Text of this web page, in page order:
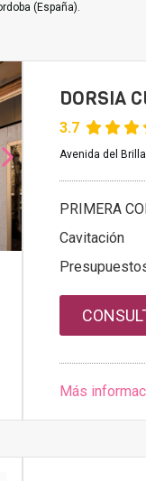
(España).
DORSIA
3.7
Avenida del
PRIMERA
Cavitación
Más